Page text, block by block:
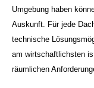
Umgebung haben
Auskunft. Für jede
technische
am wirtschaftlichsten
räumlichen